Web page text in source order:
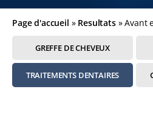
Page d'accueil » Resultats»Avant et
GREFFE DE CHEVEUX
TRAITEMENTS DENTAIRES